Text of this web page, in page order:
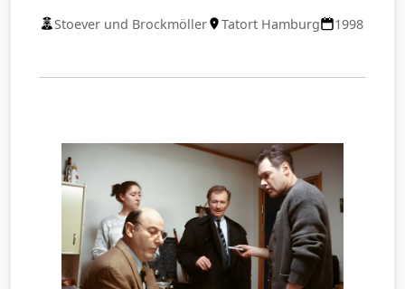
Stoever und Brockmöller Tatort Hamburg 1998